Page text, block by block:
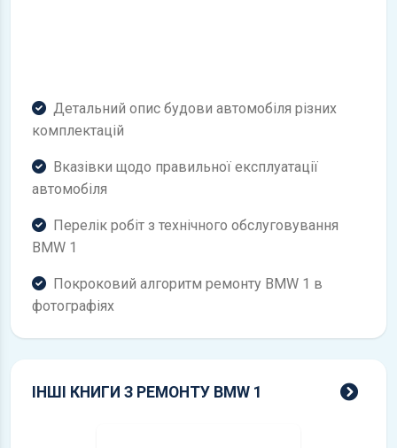
Детальний опис будови автомобіля різних
комплектацій
Вказівки щодо правильної експлуатації
автомобіля
Перелік робіт з технічного обслуговування
BMW 1
Покроковий алгоритм ремонту BMW 1 в
фотографіях
ІНШІ КНИГИ З РЕМОНТУ BMW 1